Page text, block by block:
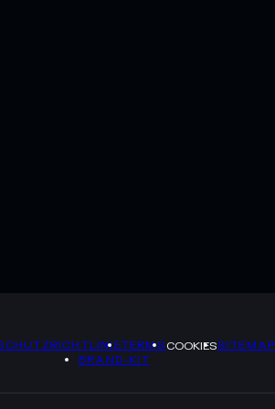
TERMSCOOKIESSITEMAP
BRAND-KIT